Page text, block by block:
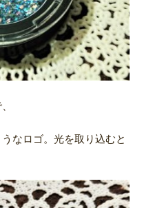
なロゴ。光を取り込むと